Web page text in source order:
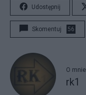
Udostępnij
Skomentuj 56
O mnie
rk1